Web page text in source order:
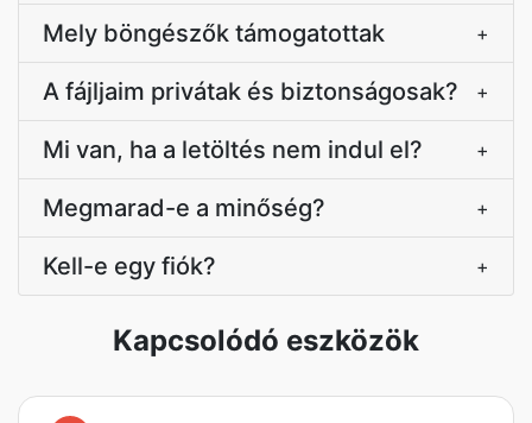
Mely böngészők támogatottak +
A fájljaim privátak és biztonságosak? +
Mi van, ha a letöltés nem indul el? +
Megmarad-e a minőség? +
Kell-e egy fiók? +
Kapcsolódó eszközök